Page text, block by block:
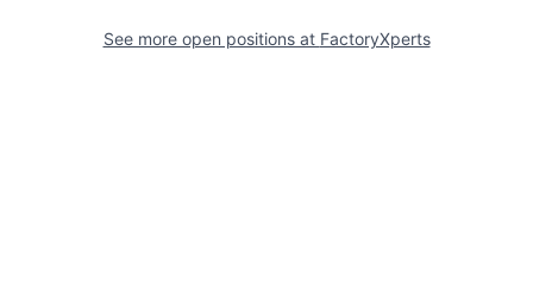
See more open positions at FactoryXperts